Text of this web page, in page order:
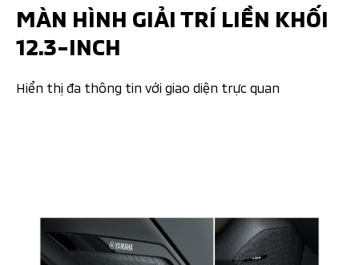
MÀN HÌNH GIẢI TRÍ LIỀN KHỐI
12.3-INCH
Hiển thị đa thông tin với giao diện trực quan